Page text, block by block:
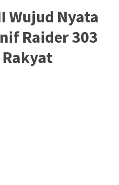
Wujud Nyata
Raider 303